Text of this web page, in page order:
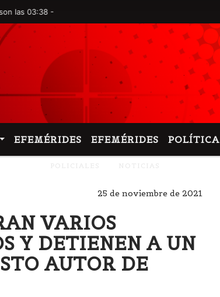
-
EFEMÉRIDES EFEMÉRIDES POLÍTICA
25 de noviembre de 2021
VARIOS
Y DETIENEN A UN
AUTOR DE